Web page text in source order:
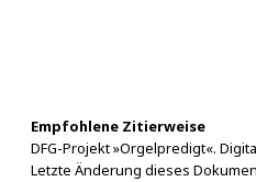
Empfohlene Zitierweise
DFG-Projekt »Orgelpredigt«.
Letzte Änderung dieses